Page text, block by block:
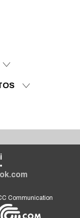
Communication